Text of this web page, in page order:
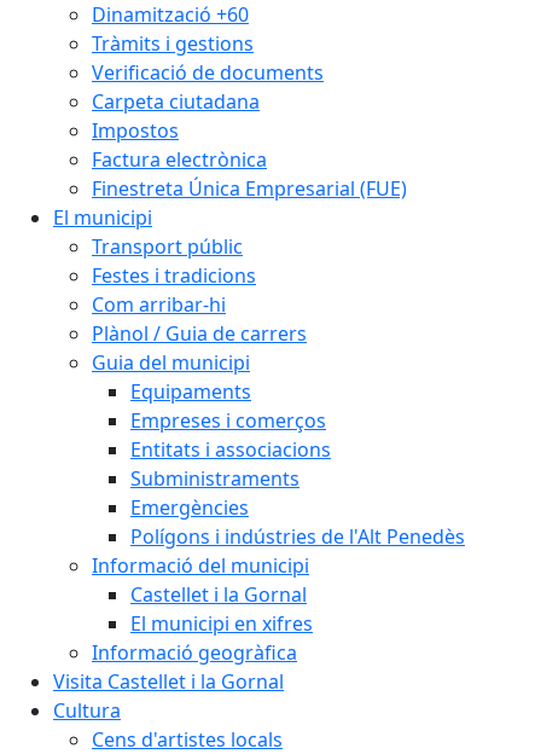
Dinamització +60
Tràmits i gestions
Verificació de documents
Carpeta ciutadana
Impostos
Factura electrònica
Finestreta Única Empresarial (FUE)
El municipi
Transport públic
Festes i tradicions
Com arribar-hi
Plànol / Guia de carrers
Guia del municipi
Equipaments
Empreses i comerços
Entitats i associacions
Subministraments
Emergències
Polígons i indústries de l'Alt Penedès
Informació del municipi
Castellet i la Gornal
El municipi en xifres
Informació geogràfica
Visita Castellet i la Gornal
Cultura
Cens d'artistes locals